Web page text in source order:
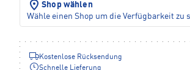
Shop wählen
Wähle einen Shop um die Verfügbarkeit zu
Kostenlose Rücksendung
Schnelle Lieferung